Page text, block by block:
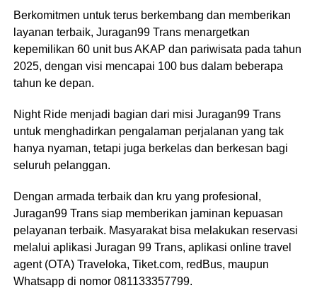
Berkomitmen untuk terus berkembang dan memberikan
layanan terbaik, Juragan99 Trans menargetkan
kepemilikan 60 unit bus AKAP dan pariwisata pada tahun
2025, dengan visi mencapai 100 bus dalam beberapa
tahun ke depan.
Night Ride menjadi bagian dari misi Juragan99 Trans
untuk menghadirkan pengalaman perjalanan yang tak
hanya nyaman, tetapi juga berkelas dan berkesan bagi
seluruh pelanggan.
Dengan armada terbaik dan kru yang profesional,
Juragan99 Trans siap memberikan jaminan kepuasan
pelayanan terbaik. Masyarakat bisa melakukan reservasi
melalui aplikasi Juragan 99 Trans, aplikasi online travel
agent (OTA) Traveloka, Tiket.com, redBus, maupun
Whatsapp di nomor 081133357799.